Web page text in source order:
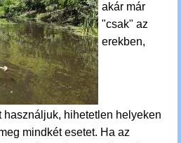
akár már
"csak" az
erekben,
hihetetlen helyeken
mindkét esetet. Ha az